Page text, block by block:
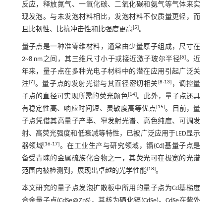
反应，释放氮气、一氧化碳、二氧化碳和氨气等气体来实
现发泡。与未发泡材料相比，发泡材料不仅质量更轻，而
且比韧性、比抗冲击性和比强度更高[5]。
量子点是一种准零维材料，通常由少量原子组成，尺寸在
2~8 nm之间，其三维尺寸小于或接近激子玻尔半径[6]。近
年来，量子点在多种光电子材料中的潜在应用引起广泛关
注[7]。量子点的发射光谱与其直径密切相关[8-13] ，调控量
子点的直径可实现所需的荧光颜色[14]。此外，量子点还具
有稳定性高、响应时间短、灵敏度高等优点[15]。目前，量
子点凭借其高量子产率、窄发射光谱、高色纯度、可调发
射、高荧光强度和低衰减等特性，已被广泛应用于LED显示
器领域[16-17]。在工业生产与研究领域，镉(Cd)基量子点是
备受青睐的金属硫族化合物之一，其荧光可在极宽的光谱
范围内被检测到，展现出卓越的光学性能[18]。
本文研究的量子点发泡扩散板中所用的量子点为Cd基梯度